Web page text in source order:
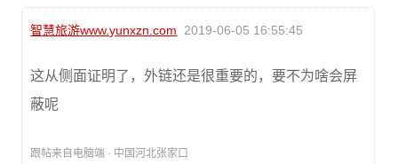
智慧旅游www.yunxzn.com 2019-06-05 16:55:45
这从侧面证明了，外链还是很重要的，要不为啥会屏
蔽呢
跟帖来自电脑端 · 中国河北张家口